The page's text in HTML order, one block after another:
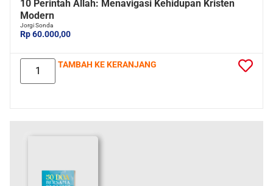
10 Perintah Allah: Menavigasi Kehidupan Kristen
Modern
Jorgi Sonda
Rp 60.000,00
TAMBAH KE KERANJANG